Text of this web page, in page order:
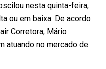
nesta quinta-feira,
ou em baixa. De acordo
Corretora, Mário
atuando no mercado de